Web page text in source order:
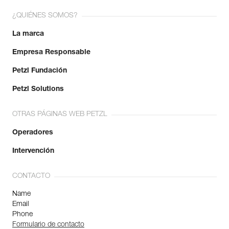
¿QUIÉNES SOMOS?
La marca
Empresa Responsable
Petzl Fundación
Petzl Solutions
OTRAS PÁGINAS WEB PETZL
Operadores
Intervención
CONTACTO
Name
Email
Phone
Formulario de contacto